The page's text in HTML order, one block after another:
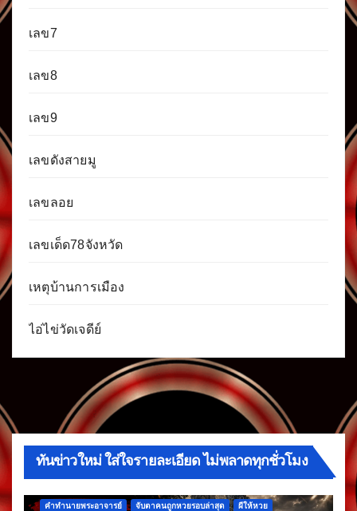
เลข7
เลข8
เลข9
เลขดังสายมู
เลขลอย
เลขเด็ด78จังหวัด
เหตุบ้านการเมือง
ไอ่ไข่วัดเจดีย์
ทันข่าวใหม่ ใส่ใจรายละเอียด ไม่พลาดทุกชั่วโมง
คำทำนายพระอาจารย์ จับตาคนถูกหวยรอบล่าสุด ผีให้หวย